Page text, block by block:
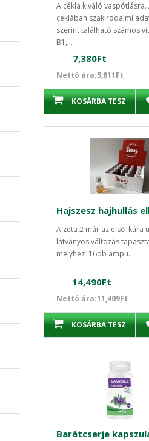
A cékla kiváló vaspótlásra.
céklában szakirodalmi
szerint található számos
B1, ..
7,380Ft
Nettó ára:5,811Ft
KOSÁRBA TESZ
A zeta 2 már az első kúra
látványos változás
melyhez 16db ampu..
14,490Ft
Nettó ára:11,409Ft
KOSÁRBA TESZ